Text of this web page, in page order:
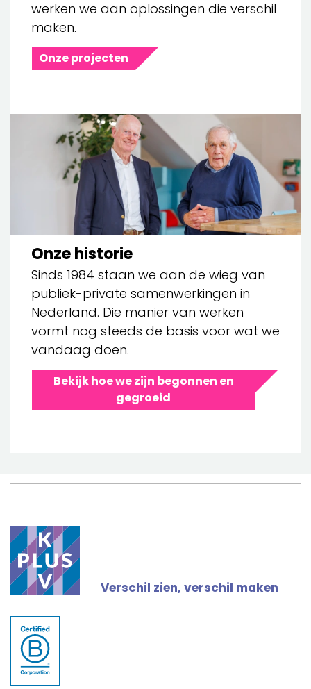
werken we aan oplossingen die verschil
maken.
Onze projecten
Onze historie
Sinds 1984 staan we aan de wieg van
publiek-private samenwerkingen in
Nederland. Die manier van werken
vormt nog steeds de basis voor wat we
vandaag doen.
Bekijk hoe we zijn begonnen en
gegroeid
Verschil zien, verschil maken